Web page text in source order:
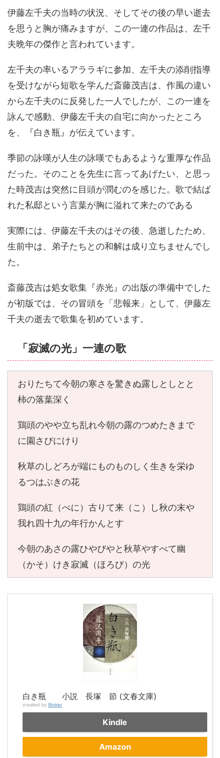
伊藤左千夫の当時の状況、そしてその後の早い逝去
を思うと胸が痛みますが、この一連の作品は、左千
夫晩年の傑作と言われています。
左千夫の率いるアララギに参加、左千夫の添削指導
を受けながら短歌を学んだ斎藤茂吉は、作風の違い
から左千夫のに反発した一人でしたが、この一連を
詠んで感動、伊藤左千夫の自宅に向かったところ
を、『白き瓶』が伝えています。
季節の詠嘆が人生の詠嘆でもあるような重厚な作品
だった。そのことを先生に言ってあげたい、と思っ
た時茂吉は突然に目頭が潤むのを感じた。歌で結ば
れた私邸という言葉が胸に溢れて来たのである
実際には、伊藤左千夫のはその後、急逝したため、
生前中は、弟子たちとの和解は成り立ちませんでし
た。
斎藤茂吉は処女歌集『赤光』の出版の準備中でした
が初版では、その冒頭を「悲報来」として、伊藤左
千夫の逝去で歌集を初めています。
「寂滅の光」一連の歌
おりたちて今朝の寒さを驚きぬ露しとしとと
柿の落葉深く
鶏頭のやや立ち乱れ今朝の露のつめたきまで
に園さびにけり
秋草のしどろが端にものものしく生きを栄ゆ
るつはぶきの花
鶏頭の紅（べに）古りて来（こ）し秋の末や
我れ四十九の年行かんとす
今朝のあさの露ひやびやと秋草やすべて幽
（かそ）けき寂滅（ほろび）の光
白き瓶 小説 長塚 節 (文春文庫)
created by Rinker
Kindle
Amazon